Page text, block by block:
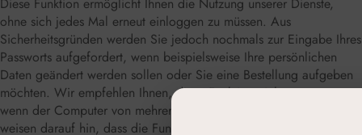
ohne sich jedes Mal erneut einloggen zu müssen. Aus
Sicherheitsgründen werden Sie jedoch nochmals zur Eingabe Ihres
Passworts aufgefordert, wenn beispielsweise Ihre persönlichen
Daten geändert werden sollen oder Sie eine Bestellung aufgeben
möchten. Wir empfehlen Ihnen, diese Funktion nicht zu nutzen,
wenn der Computer von mehreren Benutzern verwendet wird. Wir
weisen darauf hin, dass die Funktion „angemeldet bleiben“ nicht